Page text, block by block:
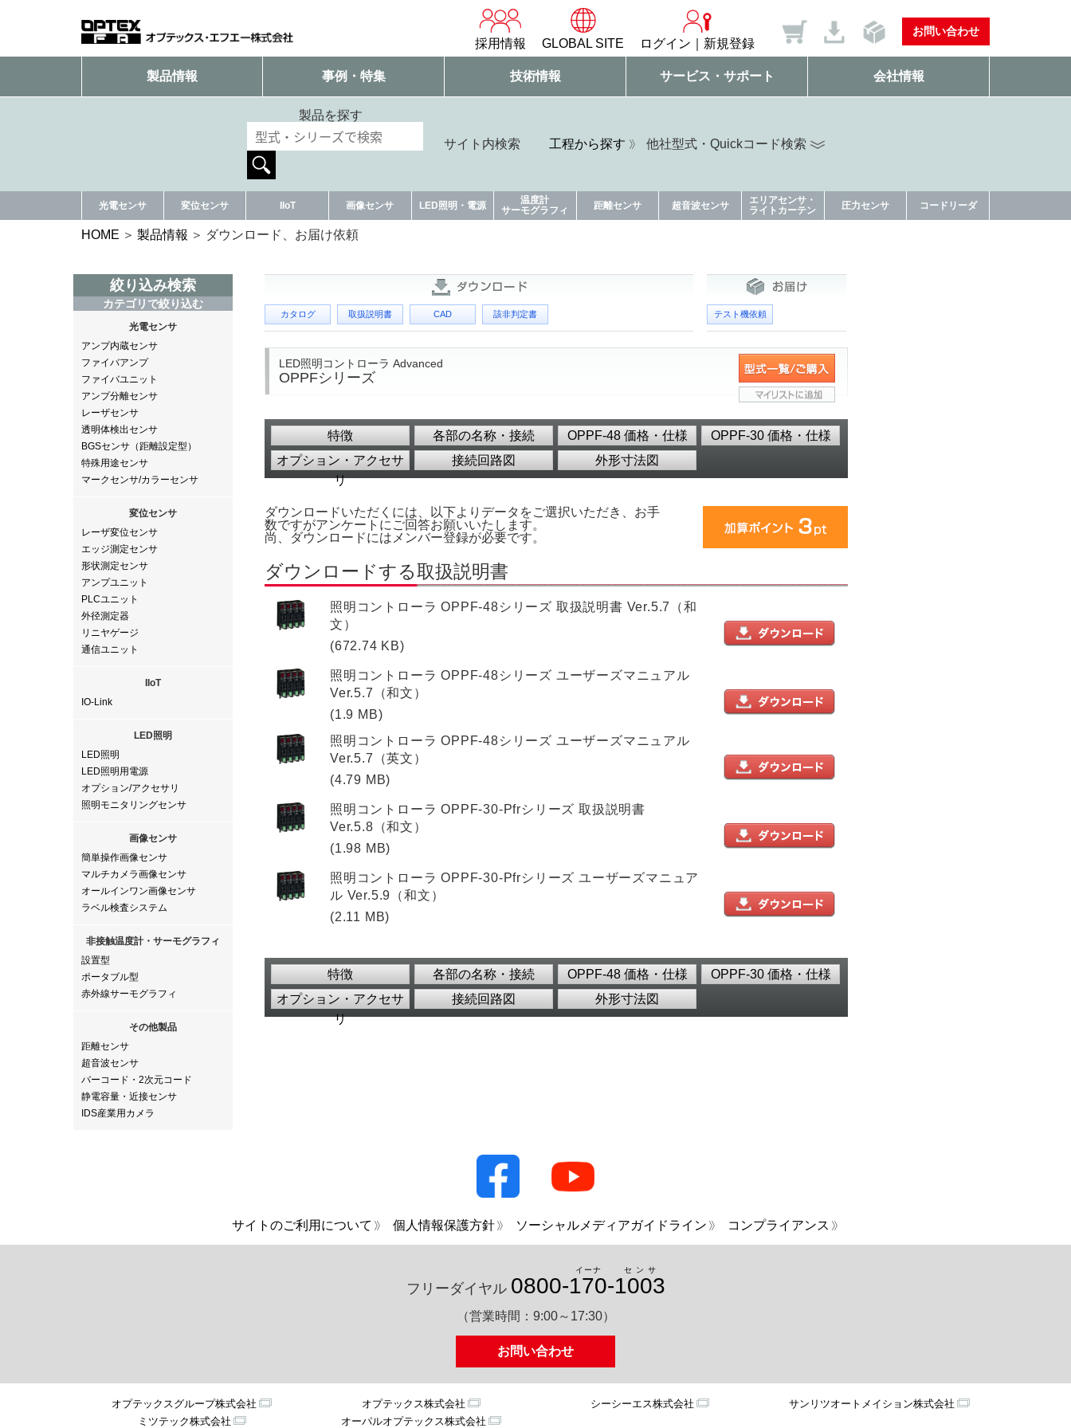
採用情報 GLOBAL SITE ログイン 新規登録
お問い合わせ
製品情報 事例・特集 技術情報 サービス・サポート 会社情報
製品を探す
サイト内検索 工程から探す 他社型式・Quickコード検索
光電センサ 変位センサ IIoT 画像センサ LED照明・電源
温度計
サーモグラフィ
距離センサ 超音波センサ
エリアセンサ・
ライトカーテン
圧力センサ コードリーダ
HOME 製品情報 ダウンロード、お届け依頼
絞り込み検索
カテゴリで絞り込む
光電センサ
アンプ内蔵センサ
ファイバアンプ
ファイバユニット
アンプ分離センサ
レーザセンサ
透明体検出センサ
BGSセンサ（距離設定型）
特殊用途センサ
マークセンサ/カラーセンサ
変位センサ
レーザ変位センサ
エッジ測定センサ
形状測定センサ
アンプユニット
PLCユニット
外径測定器
リニヤゲージ
通信ユニット
IIoT
IO-Link
LED照明
LED照明
LED照明用電源
オプション/アクセサリ
照明モニタリングセンサ
画像センサ
簡単操作画像センサ
マルチカメラ画像センサ
オールインワン画像センサ
ラベル検査システム
非接触温度計・サーモグラフィ
設置型
ポータブル型
赤外線サーモグラフィ
その他製品
距離センサ
超音波センサ
バーコード・2次元コード
静電容量・近接センサ
IDS産業用カメラ
カタログ 取扱説明書 CAD 該非判定書 テスト機依頼
LED照明コントローラ Advanced
OPPFシリーズ
特徴 各部の名称・接続 OPPF-48 価格・仕様
OPPF-30 価格・仕様
オプション・アクセサ
リ
接続回路図 外形寸法図
ダウンロードいただくには、以下よりデータをご選択いただき、お手
数ですがアンケートにご回答お願いいたします。
尚、ダウンロードにはメンバー登録が必要です。
ダウンロードする取扱説明書
照明コントローラ OPPF-48シリーズ 取扱説明書 Ver.5.7（和
文）
(672.74 KB)
照明コントローラ OPPF-48シリーズ ユーザーズマニュアル
Ver.5.7（和文）
(1.9 MB)
照明コントローラ OPPF-48シリーズ ユーザーズマニュアル
Ver.5.7（英文）
(4.79 MB)
照明コントローラ OPPF-30-Pfrシリーズ 取扱説明書
Ver.5.8（和文）
(1.98 MB)
照明コントローラ OPPF-30-Pfrシリーズ ユーザーズマニュア
ル Ver.5.9（和文）
(2.11 MB)
特徴 各部の名称・接続 OPPF-48 価格・仕様
OPPF-30 価格・仕様
オプション・アクセサ
リ
接続回路図 外形寸法図
サイトのご利用について 個人情報保護方針 ソーシャルメディアガイドライン コンプライアンス
フリーダイヤル 0800-170
イーナ
-1003
センサ
（営業時間：9:00～17:30）
お問い合わせ
オプテックスグループ株式会社 オプテックス株式会社 シーシーエス株式会社
サンリツオートメイション株式会社
ミツテック株式会社
オーパルオプテックス株式会社